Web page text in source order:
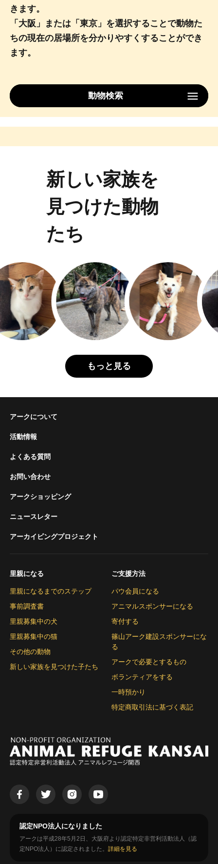
きます。
「大阪」または「東京」を選択することで動物た
ちの現在の居場所を分かりやすくすることができ
ます。
動物検索
サイズ 性別
ロケーション
検索する
新しい家族を
見つけた動物
たち
もっと見る
アークについて
活動情報
よくある質問
お問い合わせ
アークショッピング
ニュースレター
アーカイビングプロジェクト
里親になる
里親になるまでのステップ
事前調査書
里親募集中の犬
里親募集中の猫
その他の動物
新しい家族を見つけた子たち
ご支援方法
パウ会員になる
アニマルスポンサーになる
寄付する
篠山アーク建設スポンサーにな
る
アークで必要とするもの
ボランティアをする
一時預かり
特定商取引法に基づく表記
認定NPO法人になりました
アークは平成28年5月2日、大阪府より認定特定非営利活動法人（認
定NPO法人）に認定されました。 詳細を見る